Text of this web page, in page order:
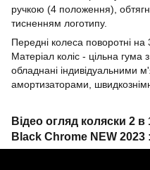
ручкою (4 положення),
тисненням логотипу.
Передні колеса поворотні на
Матеріал коліс - цільна гума
обладнані індивідуальними
амортизаторами,
Відео огляд коляски 2
Black Chrome NEW 2023 :